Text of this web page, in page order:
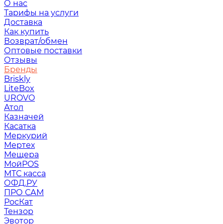
О нас
Тарифы на услуги
Доставка
Как купить
Возврат/обмен
Оптовые поставки
Отзывы
Бренды
Briskly
LiteBox
UROVO
Атол
Казначей
Касатка
Меркурий
Мертех
Мещера
МойPOS
МТС касса
ОФД.РУ
ПРО САМ
РосКат
Тензор
Эвотор